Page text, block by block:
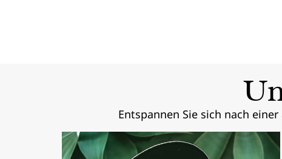
Entspannen Sie sich nach